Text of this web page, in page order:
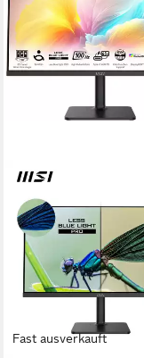
Fast ausverkauft